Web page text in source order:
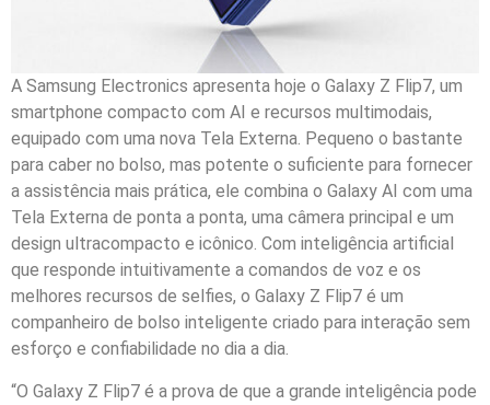
A Samsung Electronics apresenta hoje o Galaxy Z Flip7, um
smartphone compacto com AI e recursos multimodais,
equipado com uma nova Tela Externa. Pequeno o bastante
para caber no bolso, mas potente o suficiente para fornecer
a assistência mais prática, ele combina o Galaxy AI com uma
Tela Externa de ponta a ponta, uma câmera principal e um
design ultracompacto e icônico. Com inteligência artificial
que responde intuitivamente a comandos de voz e os
melhores recursos de selfies, o Galaxy Z Flip7 é um
companheiro de bolso inteligente criado para interação sem
esforço e confiabilidade no dia a dia.
“O Galaxy Z Flip7 é a prova de que a grande inteligência pode